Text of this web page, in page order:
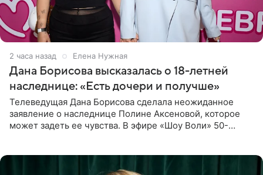
2 часа назад Елена Нужная
Дана Борисова высказалась о 18-летней
наследнице: «Есть дочери и получше»
Телеведущая Дана Борисова сделала неожиданное
заявление о наследнице Полине Аксеновой, которое
может задеть ее чувства. В эфире «Шоу Воли» 50-